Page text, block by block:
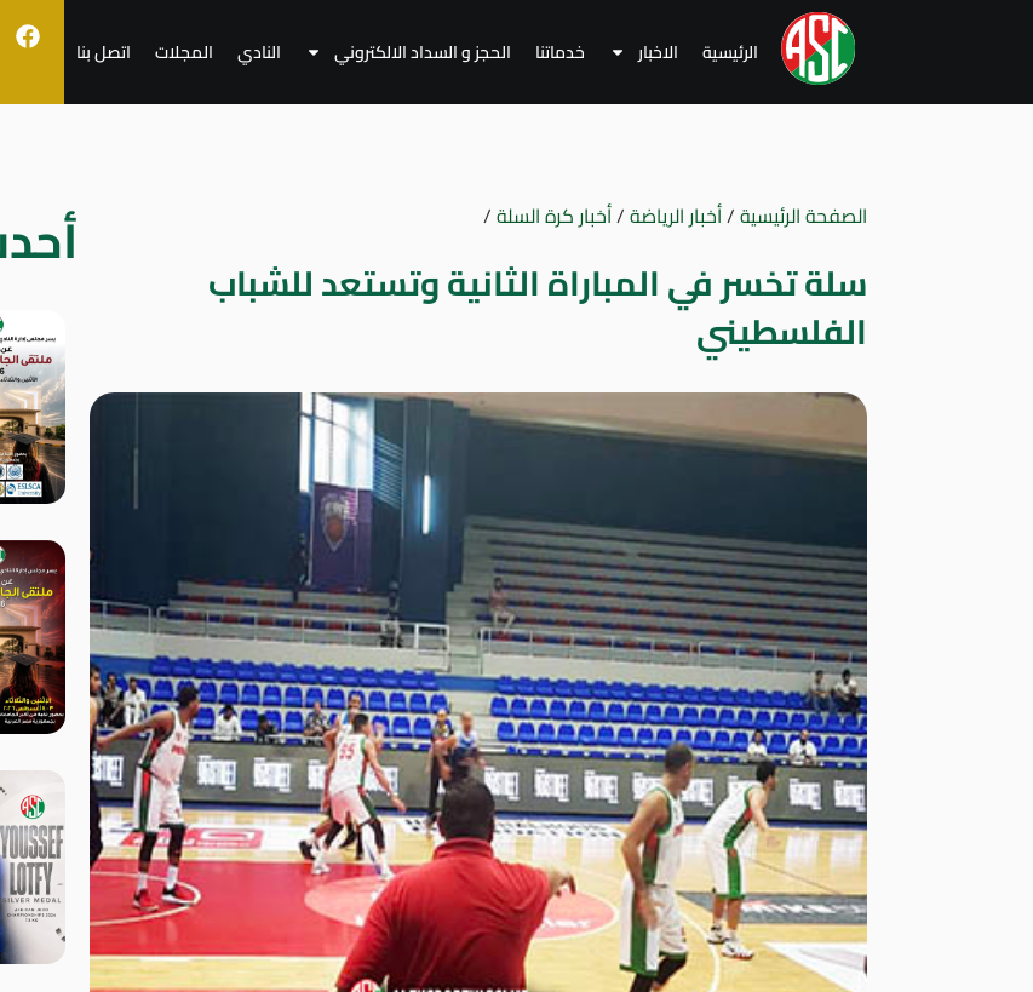
الرئيسية الاخبار خدماتنا الحجز و السداد الالكتروني النادي المجلات اتصل بنا
الصفحة الرئيسية/أخبار الرياضة/أخبار كرة السلة/
سلة تخسر في المباراة الثانية وتستعد للشباب
الفلسطيني